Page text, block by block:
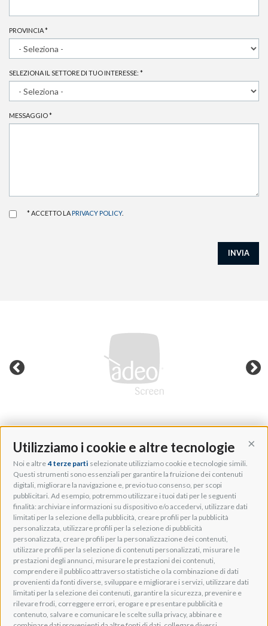
Utilizziamo i cookie e altre tecnologie
Noi e altre 4 terze parti selezionate utilizziamo cookie e tecnologie simili.
Questi strumenti sono essenziali per garantire la fruizione dei contenuti
digitali, migliorare la navigazione e, previo tuo consenso, per scopi
pubblicitari. Ad esempio, potremmo utilizzare i tuoi dati per le seguenti
finalità: archiviare informazioni su dispositivo e/o accedervi, utilizzare dati
limitati per la selezione della pubblicità, creare profili per la pubblicità
personalizzata, utilizzare profili per la selezione di pubblicità
personalizzata, creare profili per la personalizzazione dei contenuti,
utilizzare profili per la selezione di contenuti personalizzati, misurare le
prestazioni degli annunci, misurare le prestazioni dei contenuti,
comprendere il pubblico attraverso statistiche o la combinazione di dati
provenienti da fonti diverse, sviluppare e migliorare i servizi, utilizzare dati
limitati per la selezione dei contenuti, garantire la sicurezza, prevenire e
rilevare frodi, correggere errori, erogare e presentare pubblicità e
contenuto, salvare e comunicare le scelte sulla privacy, abbinare e
PROVINCIA*
SELEZIONA IL SETTORE DI TUO INTERESSE: *
MESSAGGIO*
* ACCETTO LA PRIVACY POLICY.
INVIA
Adeo Group S.r.l.
Via della Zarga, 50
Lavis, 38015 TN, Italy
Tel: +39 0461 248211
P.IVA: IT01262500224
PEC: pec@pec.adeogroup.it
SDI: T04ZHR3
info@adeogroup.it
Adeo ProAV
Adeo HomeAV
Adeo Screen
Screen Research